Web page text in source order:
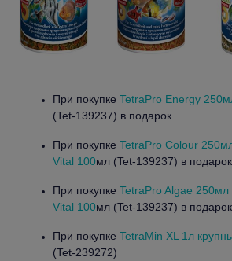
При покупке TetraPro Energy
(Tet-139237) в подарок
При покупке TetraPro Colour
Vital 100мл (Tet-139237) в подарок
При покупке TetraPro Algae
Vital 100мл (Tet-139237) в подарок
При покупке TetraMin XL 1л
(Tet-239272)